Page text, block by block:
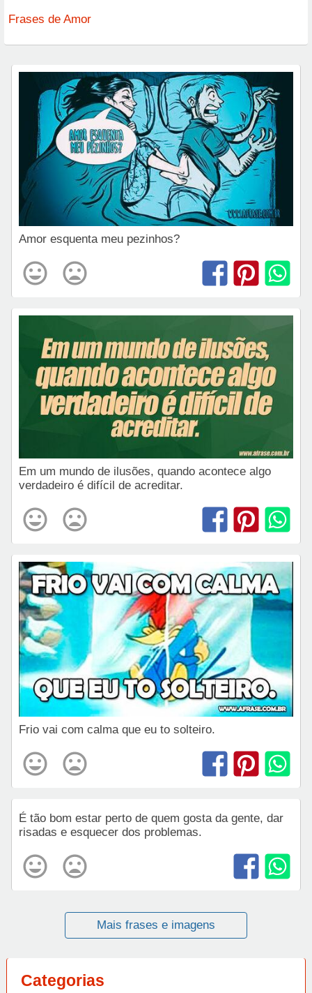
Frases de Amor
Amor esquenta meu pezinhos?
Em um mundo de ilusões, quando acontece algo
verdadeiro é difícil de acreditar.
Frio vai com calma que eu to solteiro.
É tão bom estar perto de quem gosta da gente, dar
risadas e esquecer dos problemas.
Mais frases e imagens
Categorias